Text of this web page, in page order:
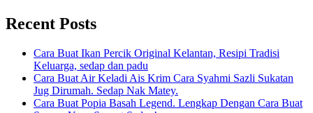
Recent Posts
Cara Buat Ikan Percik Original Kelantan, Resipi Tradisi
Keluarga, sedap dan padu
Cara Buat Air Keladi Ais Krim Cara Syahmi Sazli Sukatan
Jug Dirumah. Sedap Nak Matey.
Cara Buat Popia Basah Legend. Lengkap Dengan Cara Buat